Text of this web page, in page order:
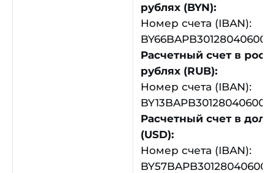
рублях (BYN):
Номер счета (IBAN):
Расчетный счет в
рублях (RUB):
Номер счета (IBAN):
Расчетный счет в
(USD):
Номер счета (IBAN):